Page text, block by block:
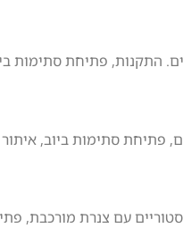
התקנות, פתיחת סתימות
סתימות ביוב, איתור
עם צנרת מורכבת,